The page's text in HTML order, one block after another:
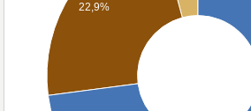
22,9%